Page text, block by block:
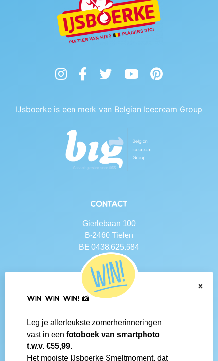
InstagramFacebookTwitter YouTubePinterest
IJsboerke is een merk van Belgian Icecream Group
Contact
Gierlebaan 100
B-2460 Tielen
BE 0438.625.684
Navigatie
Contact
Social media
IJsboerke-shops
×
WIN WIN WIN! 📸
Leg je allerleukste zomerherinneringen
vast in een fotoboek van smartphoto
t.w.v. €55,99.
Het mooiste IJsboerke Smeltmoment, dat